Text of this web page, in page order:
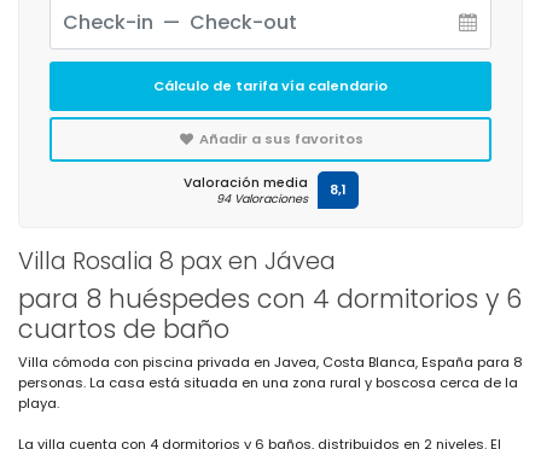
Villa Rosalia 8 pax en Jávea
para 8 huéspedes con 4 dormitorios y 6
cuartos de baño
Villa cómoda con piscina privada en Javea, Costa Blanca, España para 8
personas. La casa está situada en una zona rural y boscosa cerca de la
playa.
La villa cuenta con 4 dormitorios y 6 baños, distribuidos en 2 niveles. El
Cálculo de tarifa vía calendario
Añadir a sus favoritos
Valoración media
94 Valoraciones 8,1